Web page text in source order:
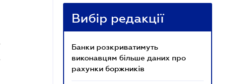
Вибір редакції
Банки розкриватимуть
виконавцям більше даних про
рахунки боржників